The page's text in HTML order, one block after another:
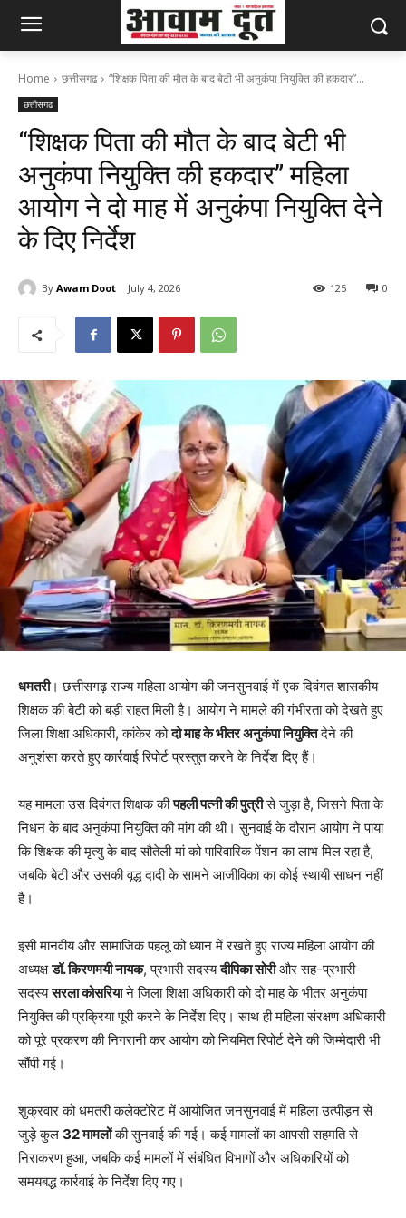
Home छत्तीसगढ “शिक्षक पिता की मौत के बाद बेटी भी अनुकंपा नियुक्ति की हकदार”...
छत्तीसगढ
“शिक्षक पिता की मौत के बाद बेटी भी
अनुकंपा नियुक्ति की हकदार” महिला
आयोग ने दो माह में अनुकंपा नियुक्ति देने
के दिए निर्देश
By Awam Doot July 4, 2026 0
125
धमतरी। छत्तीसगढ़ राज्य महिला आयोग की जनसुनवाई में एक दिवंगत शासकीय
शिक्षक की बेटी को बड़ी राहत मिली है। आयोग ने मामले की गंभीरता को देखते हुए
जिला शिक्षा अधिकारी, कांकेर कोदो माह के भीतर अनुकंपा नियुक्तिदेने की
अनुशंसा करते हुए कार्रवाई रिपोर्ट प्रस्तुत करने के निर्देश दिए हैं।
यह मामला उस दिवंगत शिक्षक कीपहली पत्नी की पुत्रीसे जुड़ा है, जिसने पिता के
निधन के बाद अनुकंपा नियुक्ति की मांग की थी। सुनवाई के दौरान आयोग ने पाया
कि शिक्षक की मृत्यु के बाद सौतेली मां को पारिवारिक पेंशन का लाभ मिल रहा है,
जबकि बेटी और उसकी वृद्ध दादी के सामने आजीविका का कोई स्थायी साधन नहीं
है।
इसी मानवीय और सामाजिक पहलू को ध्यान में रखते हुए राज्य महिला आयोग की
अध्यक्षडॉ. किरणमयी नायक, प्रभारी सदस्यदीपिका सोरीऔर सह-प्रभारी
सदस्यसरला कोसरियाने जिला शिक्षा अधिकारी को दो माह के भीतर अनुकंपा
नियुक्ति की प्रक्रिया पूरी करने के निर्देश दिए। साथ ही महिला संरक्षण अधिकारी
को पूरे प्रकरण की निगरानी कर आयोग को नियमित रिपोर्ट देने की जिम्मेदारी भी
सौंपी गई।
शुक्रवार को धमतरी कलेक्टोरेट में आयोजित जनसुनवाई में महिला उत्पीड़न से
जुड़े कुल 32 मामलोंकी सुनवाई की गई। कई मामलों का आपसी सहमति से
निराकरण हुआ, जबकि कई मामलों में संबंधित विभागों और अधिकारियों को
समयबद्ध कार्रवाई के निर्देश दिए गए।